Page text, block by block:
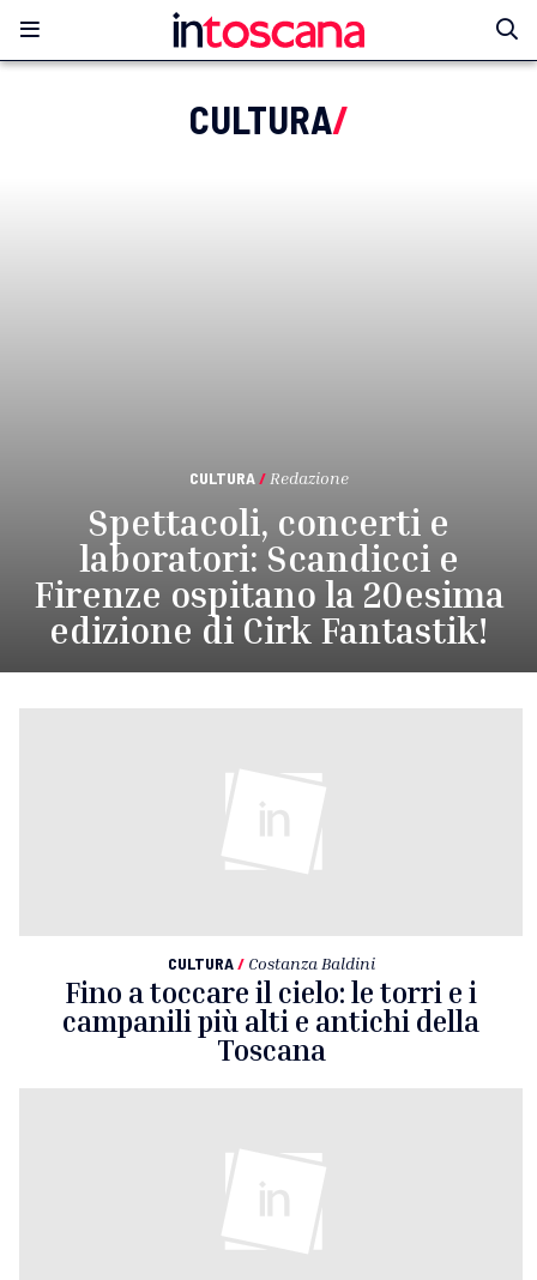
CULTURA/
CULTURA / Redazione
Spettacoli, concerti e
laboratori: Scandicci e
Firenze ospitano la 20esima
edizione di Cirk Fantastik!
CULTURA / Costanza Baldini
Fino a toccare il cielo: le torri e i
campanili più alti e antichi della
Toscana